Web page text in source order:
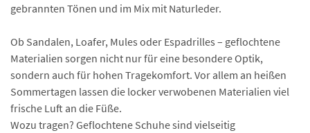
gebrannten Tönen und im Mix mit Naturleder.
Ob Sandalen, Loafer, Mules oder Espadrilles – geflochtene
Materialien sorgen nicht nur für eine besondere Optik,
sondern auch für hohen Tragekomfort. Vor allem an heißen
Sommertagen lassen die locker verwobenen Materialien viel
frische Luft an die Füße.
Wozu tragen? Geflochtene Schuhe sind vielseitig